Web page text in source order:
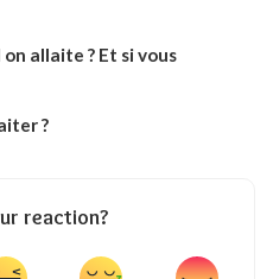
allaite ? Et si vous
?
reaction?